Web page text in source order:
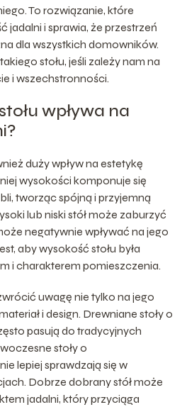
To rozwiązanie, które
jadalni i sprawia, że przestrzeń
dla wszystkich domowników.
stołu, jeśli zależy nam na
i wszechstronności.
wpływa na
duży wpływ na estetykę
wysokości komponuje się
tworząc spójną i przyjemną
lub niski stół może zaburzyć
negatywnie wpływać na jego
aby wysokość stołu była
i charakterem pomieszczenia.
uwagę nie tylko na jego
i design. Drewniane stoły o
pasują do tradycyjnych
stoły o
lepiej sprawdzają się w
Dobrze dobrany stół może
jadalni, który przyciąga